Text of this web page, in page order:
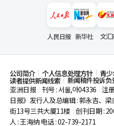
人民日报 新华社 文汇
公司简介 个人信息处理方针 青
读者提供新闻线索
新闻稿件投诉负
亚洲日报
刊号 : 서울,아04336 注
日报》发行人及总编辑 : 郭永吉、梁
街13号三共大厦11楼 创刊日期 :
人 : 王海纳 电话 : 02-739-2171